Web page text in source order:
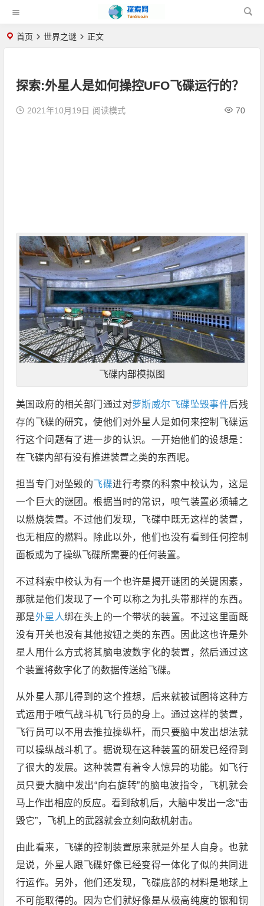
首页 世界之谜 正文
探索:外星人是如何操控UFO飞碟运行的？
2021年10月19日 70
阅读模式
飞碟内部模拟图
美国政府的相关部门通过对萝斯威尔飞碟坠毁事件后残
存的飞碟的研究，使他们对外星人是如何来控制飞碟运
行这个问题有了进一步的认识。一开始他们的设想是：
在飞碟内部有没有推进装置之类的东西呢。
担当专门对坠毁的飞碟进行考察的科索中校认为，这是
一个巨大的谜团。根据当时的常识，喷气装置必须辅之
以燃烧装置。不过他们发现，飞碟中既无这样的装置，
也无相应的燃料。除此以外，他们也没有看到任何控制
面板或为了操纵飞碟所需要的任何装置。
不过科索中校认为有一个也许是揭开谜团的关键因素，
那就是他们发现了一个可以称之为扎头带那样的东西。
那是外星人绑在头上的一个带状的装置。不过这里面既
没有开关也没有其他按钮之类的东西。因此这也许是外
星人用什么方式将其脑电波数字化的装置，然后通过这
个装置将数字化了的数据传送给飞碟。
从外星人那儿得到的这个推想，后来就被试图将这种方
式运用于喷气战斗机飞行员的身上。通过这样的装置，
飞行员可以不用去推拉操纵杆，而只要脑中发出想法就
可以操纵战斗机了。据说现在这种装置的研发已经得到
了很大的发展。这种装置有着令人惊异的功能。如飞行
员只要大脑中发出“向右旋转”的脑电波指令，飞机就会
马上作出相应的反应。看到敌机后，大脑中发出一念“击
毁它”，飞机上的武器就会立刻向敌机射击。
由此看来，飞碟的控制装置原来就是外星人自身。也就
是说，外星人跟飞碟好像已经变得一体化了似的共同进
行运作。另外，他们还发现，飞碟底部的材料是地球上
不可能取得的。因为它们就好像是从极高纯度的银和铜